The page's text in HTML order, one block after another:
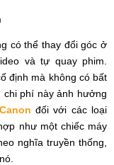
có thể thay đổi góc ở
và tự quay phim.
định mà không có bất
chi phí này ảnh hưởng
đối với các loại
như một chiếc máy
nghĩa truyền thống,